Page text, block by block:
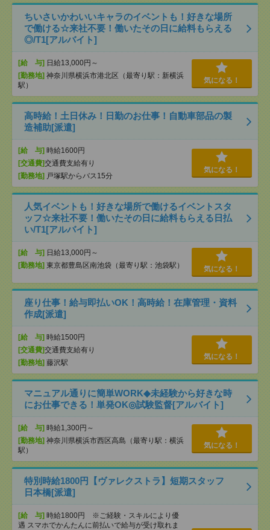
ちいさいかわいいキャラのイベントも！好きな場所
で働ける☆来社不要！働いたその日に給料もらえる
◎/T1[アルバイト]
[給 与] 日給13,000円～
[勤務地] 神奈川県横浜市港北区（最寄り駅：新横浜
駅）
気になる！
高時給！土日休み！日勤のお仕事！自動車部品の製
造補助[派遣]
[給 与] 時給1600円
[交通費]交通費支給有り
[勤務地] 戸塚駅からバス15分
気になる！
人気イベントも！好きな場所で働けるイベントスタ
ッフ☆来社不要！働いたその日に給料もらえる日払
い/T1[アルバイト]
[給 与] 日給13,000円～
[勤務地] 東京都豊島区南池袋（最寄り駅：池袋駅） 気になる！
座り仕事！給与即払いOK！高時給！在庫管理・資料
作成[派遣]
[給 与] 時給1500円
[交通費]交通費支給有り
[勤務地] 藤沢駅
気になる！
マニュアル通りに簡単WORK◆未経験から好きな時
にお仕事できる！単発OK◎試験監督[アルバイト]
[給 与] 時給1,300円～
[勤務地] 神奈川県横浜市西区高島（最寄り駅：横浜
駅）
気になる！
特別時給1800円【ヴァレクストラ】短期スタッフ
日本橋[派遣]
[給 与] 時給1800円 ※ご経験・スキルにより優
遇 スマホでかんたんに前払いで給与が受け取れま